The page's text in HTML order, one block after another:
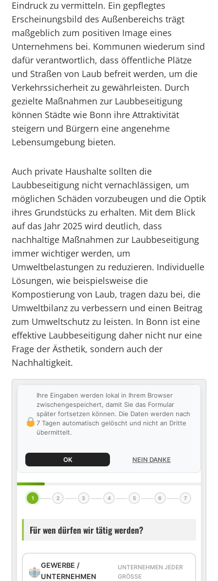
Eindruck zu vermitteln. Ein gepflegtes
Erscheinungsbild des Außenbereichs trägt
maßgeblich zum positiven Image eines
Unternehmens bei. Kommunen wiederum sind
dafür verantwortlich, dass öffentliche Plätze
und Straßen von Laub befreit werden, um die
Verkehrssicherheit zu gewährleisten. Durch
gezielte Maßnahmen zur Laubbeseitigung
können Städte wie Bonn ihre Attraktivität
steigern und Bürgern eine angenehme
Lebensumgebung bieten.
Auch private Haushalte sollten die
Laubbeseitigung nicht vernachlässigen, um
möglichen Schäden vorzubeugen und die Optik
ihres Grundstücks zu erhalten. Mit dem Blick
auf das Jahr 2025 wird deutlich, dass
nachhaltige Maßnahmen zur Laubbeseitigung
immer wichtiger werden, um
Umweltbelastungen zu reduzieren. Individuelle
Lösungen, wie beispielsweise die
Kompostierung von Laub, tragen dazu bei, die
Umweltbilanz zu verbessern und einen Beitrag
zum Umweltschutz zu leisten. In Bonn ist eine
effektive Laubbeseitigung daher nicht nur eine
Frage der Ästhetik, sondern auch der
Nachhaltigkeit.
Ihre Eingaben werden lokal in Ihrem Browser
zwischengespeichert, damit Sie das Formular
später fortsetzen können. Die Daten werden nach
7 Tagen automatisch gelöscht und nicht an Dritte
übermittelt.
OK NEIN DANKE
1 2 3 4 5 6 7
Für wen dürfen wir tätig werden?
GEWERBE /
UNTERNEHMEN
UNTERNEHMEN JEDER
GRÖSSE